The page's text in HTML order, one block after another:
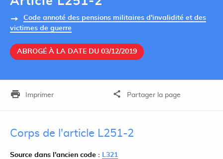
Code annoté des pensions militaires d'invalidité et des
victimes de guerre
ABROGÉ À LA DATE DU 03/12/2019
Imprimer Partager la page
Corps de l'article L251-2
Source dans l'ancien code : L321